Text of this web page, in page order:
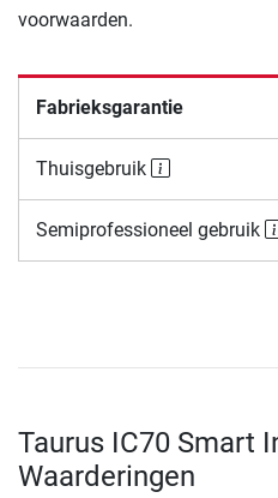
voorwaarden.
Fabrieksgarantie
Thuisgebruik
Semiprofessioneel gebruik
Taurus IC70 Smart
Waarderingen